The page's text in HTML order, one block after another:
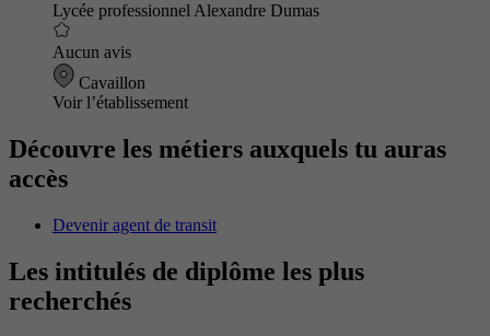
Lycée professionnel Alexandre Dumas
Aucun avis
Cavaillon
Voir l’établissement
Découvre les métiers auxquels tu auras
accès
Devenir agent de transit
Les intitulés de diplôme les plus
recherchés